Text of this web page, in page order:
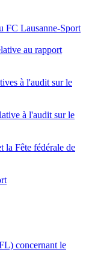
FC Lausanne-Sport
au rapport
à l'audit sur le
à l'audit sur le
la Fête fédérale de
concernant le